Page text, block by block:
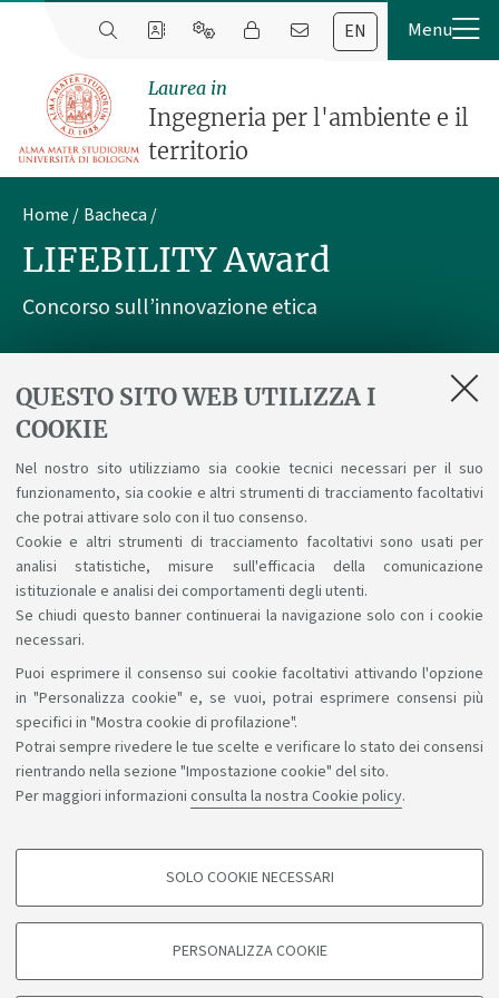
QUESTO SITO WEB UTILIZZA I
COOKIE
Nel nostro sito utilizziamo sia cookie tecnici necessari per il suo
funzionamento, sia cookie e altri strumenti di tracciamento facoltativi
che potrai attivare solo con il tuo consenso.
Cookie e altri strumenti di tracciamento facoltativi sono usati per
analisi statistiche, misure sull'efficacia della comunicazione
istituzionale e analisi dei comportamenti degli utenti.
Se chiudi questo banner continuerai la navigazione solo con i cookie
necessari.
Puoi esprimere il consenso sui cookie facoltativi attivando l'opzione
in "Personalizza cookie" e, se vuoi, potrai esprimere consensi più
specifici in "Mostra cookie di profilazione".
Potrai sempre rivedere le tue scelte e verificare lo stato dei consensi
rientrando nella sezione "Impostazione cookie" del sito.
Per maggiori informazioni consulta la nostra Cookie policy.
COOKIE DI PROFILAZIONE - FACOLTATIVI
degli utenti, creare profili in base al loro comportamento sul sito, per analisi
di marketing.
SOLO COOKIE NECESSARI
PERSONALIZZA COOKIE
EN
Laurea in
Ingegneria per l'ambiente e il
territorio
Home Bacheca
LIFEBILITY Award
Concorso sull’innovazione etica
Pubblicato il24 marzo 2026
concorso per stimolare, attraverso un progetto
imprenditoriale originale, una riflessione etica
sull’innovazione. Scadenza: 31 marzo.Link
Sosteniamo il diritto alla conoscenza
Seguici su:
Bologna - Via Zamboni, 33 - 40126 Bologna - PI: 01131710376 -
CF: 80007010376